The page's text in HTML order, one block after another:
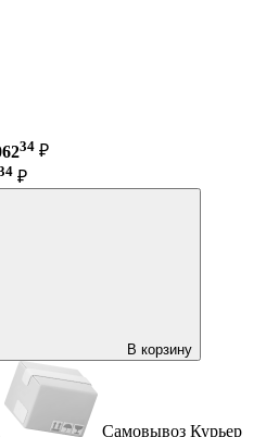
34 ₽
₽
В корзину
Самовывоз Курьер